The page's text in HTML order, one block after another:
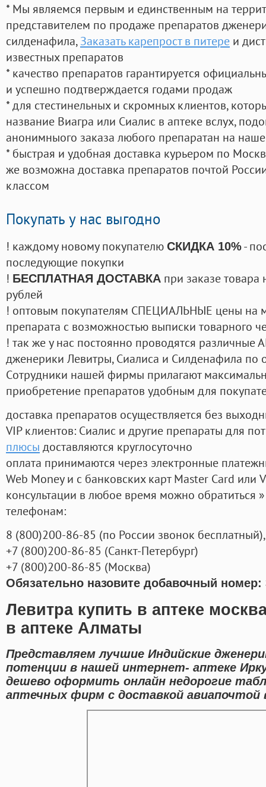
* Мы являемся первым и единственным на
представителем по продаже препаратов
силденафила, Заказать карепрост в питере и
известных препаратов
* качество препаратов гарантируется
и успешно подтверждается годами продаж
* для стестинельных и скромных клиентов,
название Виагра или Сиалис в аптеке вслух,
анонимныого заказа любого препаратан на
* быстрая и удобная доставка курьером по
же возможна доставка препаратов почтой
классом
Покупать у нас выгодно
! каждому новому покупателю СКИДКА 10%-
последующие покупки
! БЕСПЛАТНАЯ ДОСТАВКА при заказе
рублей
! оптовым покупателям СПЕЦИАЛЬНЫЕ цены на
препарата с возможностью выписки товарного
! так же у нас постоянно проводятся
дженерики Левитры, Сиалиса и Силденафила по
Cотрудники нашей фирмы прилагают
приобретение препаратов удобным для
доставка препаратов осуществляется без
VIP клиентов: Сиалис и другие препараты для
плюсы доставляются круглосуточно
оплата принимаются через электронные
Web Money и с банковских карт Master Card или
консультации в любое время можно обратиться
телефонам:
8 (800)200-86-85 (по России звонок бесплатный),
+7 (800)200-86-85 (Санкт-Петербург)
+7 (800)200-86-85 (Москва)
Обязательно назовите добавочный номер:
Левитра купить в аптеке
в аптеке Алматы
Представляем лучшие Индийские
потенции в нашей интернет- аптеке
дешево оформить онлайн недорогие
аптечных фирм с доставкой авиапочтой